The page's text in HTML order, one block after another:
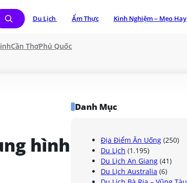
Du Lịch Ẩm Thực Kinh Nghiệm – Mẹo Hay
Cần ThơPhú Quốc
hình
Danh Mục
Địa Điểm Ăn Uống (250)
Du Lịch (1.195)
Du Lịch An Giang (41)
Du Lịch Australia (6)